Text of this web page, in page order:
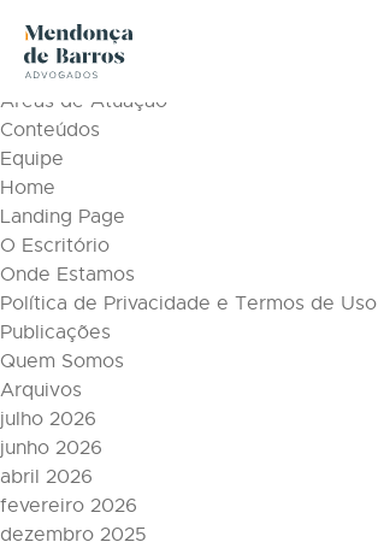
Páginas
Áreas de Atuação
Conteúdos
Equipe
Home
Landing Page
O Escritório
Onde Estamos
Política de Privacidade e Termos de Uso
Publicações
Quem Somos
Arquivos
julho 2026
junho 2026
abril 2026
fevereiro 2026
dezembro 2025